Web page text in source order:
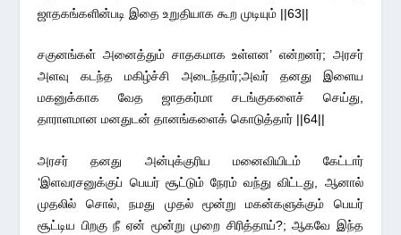
ஜாதகங்களின்படி இதை உறுதியாக கூற முடியும் ||63||
சகுனங்கள் அனைத்தும் சாதகமாக உள்ளன’ என்றனர்; அரசர்
அளவு கடந்த மகிழ்ச்சி அடைந்தார்;அவர் தனது இளைய
மகனுக்காக வேத ஜாதகர்மா சடங்குகளைச் செய்து,
தாராளமான மனதுடன் தானங்களைக் கொடுத்தார் ||64||
அரசர் தனது அன்புக்குரிய மனைவியிடம் கேட்டார்
‘இளவரசனுக்குப் பெயர் சூட்டும் நேரம் வந்து விட்டது, ஆனால்
முதலில் சொல், நமது முதல் மூன்று மகன்களுக்கும் பெயர்
சூட்டிய பிறகு நீ ஏன் மூன்று முறை சிரித்தாய்?; ஆகவே இந்த